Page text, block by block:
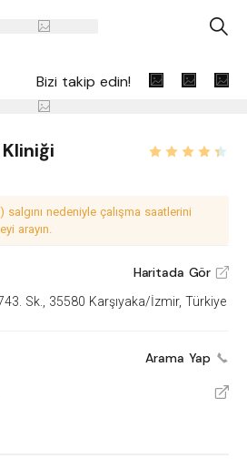
A
Bizi takip edin!
salgını nedeniyle çalışma saatlerini
arayın.
Haritada Gör V
Sk., 35580 Karşıyaka/İzmir, Türkiye
Arama Yap
V